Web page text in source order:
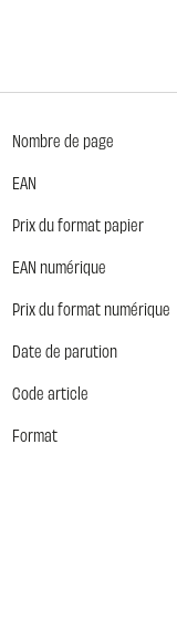
Nombre de page
EAN
Prix du format papier
EAN numérique
Prix du format numérique
Date de parution
Code article
Format